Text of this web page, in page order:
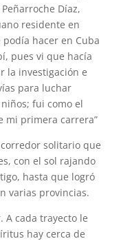
Díaz,
residente en
hacer en Cuba
pues vi que hacía
la investigación e
para luchar
fui como el
mi primera carrera”
solitario que
con el sol rajando
hasta que logró
varias provincias.
A cada trayecto le
hay cerca de